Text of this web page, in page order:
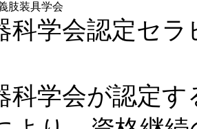
肢装具学会
科学会認定セ
科学会が認定